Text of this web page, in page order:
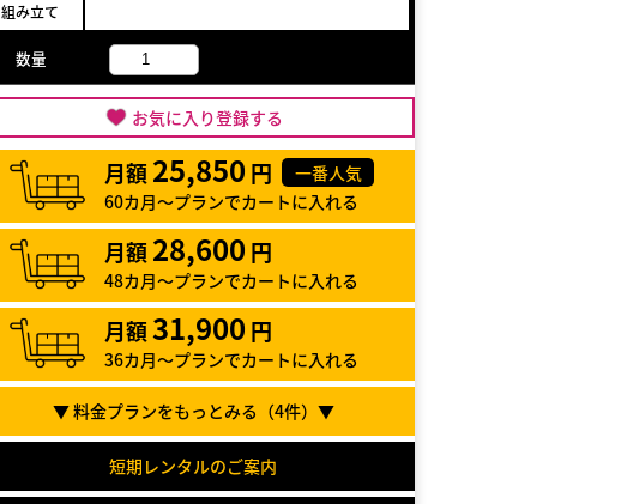
組み立て
数量
お気に入り登録する
月額 25,850 円
一番人気
60カ月～プランでカートに入れる
月額 28,600 円
48カ月～プランでカートに入れる
月額31,900 円
36カ月～プランでカートに入れる
▼ 料金プランをもっとみる（4件）▼
短期レンタルのご案内